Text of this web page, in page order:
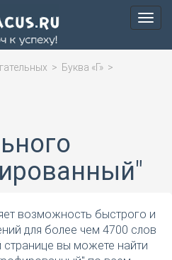
Меню
> Буква «Г» >
возможность быстрого и
для более чем 4700 слов
вы можете найти